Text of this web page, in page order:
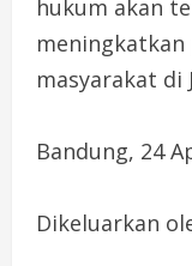
hukum akan
meningkatkan
masyarakat di
‎Bandung, 24
‎Dikeluarkan